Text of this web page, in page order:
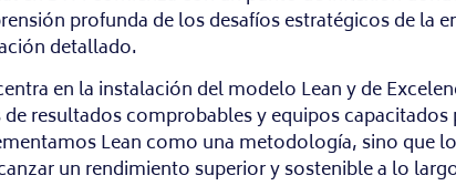
profunda de los desafíos estratégicos de la
detallado.
en la instalación del modelo Lean y de
resultados comprobables y equipos
Lean como una metodología, sino que
un rendimiento superior y sostenible a lo